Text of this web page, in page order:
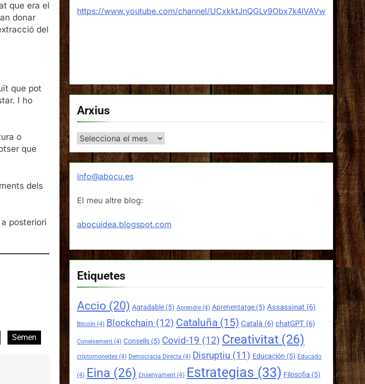
que era el
donar
del
que pot
I ho
o
que
dels
posteriori
Semen
https://www.youtube.com/channel/UCxkktJnQGLv9Obx7k4IVAVw
Arxius
Arxius
info@abocu.es
El meu altre blog:
abocuidea.blogspot.com
Etiquetes
Accio (20) Agradable (5) Aprendre (4) Aprenentatge (5) Assassinat (6)
Bitcoin (4) Blockchain (12) Cataluña (15) Català (6) chatGPT (6)
Coneixement (4) Consells (5) Covid-19 (12) Creativitat (26)
criptomonedes (4) Democracia Directa (4) Disruptiu (11) Educación (5) Educado
(4) Eina (26) Ensenyament (4) Estrategias (33) Filosofia (5)